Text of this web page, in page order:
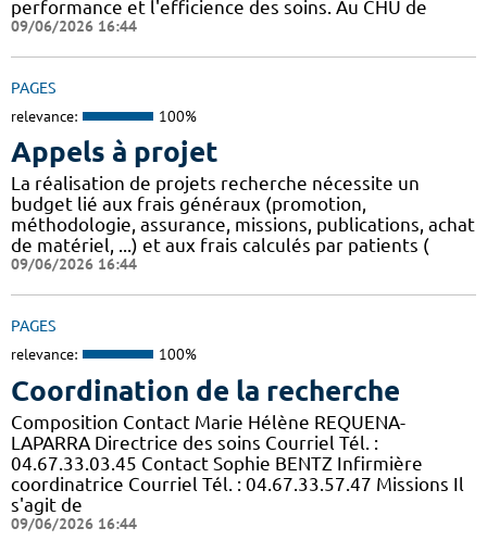
performance et l'efficience des soins. Au CHU de
09/06/2026 16:44
PAGES
relevance: 100%
Appels à projet
La réalisation de projets recherche nécessite un
budget lié aux frais généraux (promotion,
méthodologie, assurance, missions, publications, achat
de matériel, ...) et aux frais calculés par patients (
09/06/2026 16:44
PAGES
relevance: 100%
Coordination de la recherche
Composition Contact Marie Hélène REQUENA-
LAPARRA Directrice des soins Courriel Tél. :
04.67.33.03.45 Contact Sophie BENTZ Infirmière
coordinatrice Courriel Tél. : 04.67.33.57.47 Missions Il
s'agit de
09/06/2026 16:44